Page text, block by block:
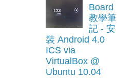
Board
教學筆
記 - 安
裝 Android 4.0
ICS via
VirtualBox @
Ubuntu 10.04